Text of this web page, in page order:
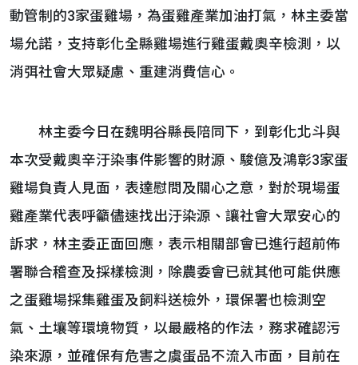
動管制的3家蛋雞場，為蛋雞產業加油打氣，林主委當
場允諾，支持彰化全縣雞場進行雞蛋戴奧辛檢測，以
消弭社會大眾疑慮、重建消費信心。
林主委今日在魏明谷縣長陪同下，到彰化北斗與
本次受戴奧辛汙染事件影響的財源、駿億及鴻彰3家蛋
雞場負責人見面，表達慰問及關心之意，對於現場蛋
雞產業代表呼籲儘速找出汙染源、讓社會大眾安心的
訴求，林主委正面回應，表示相關部會已進行超前佈
署聯合稽查及採樣檢測，除農委會已就其他可能供應
之蛋雞場採集雞蛋及飼料送檢外，環保署也檢測空
氣、土壤等環境物質，以最嚴格的作法，務求確認污
染來源，並確保有危害之虞蛋品不流入市面，目前在